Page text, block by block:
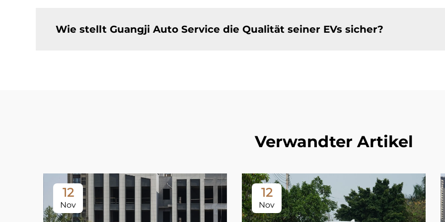
Wie stellt Guangji Auto Service die Qualität seiner EVs sicher?
Verwandter Artikel
12
Nov
12
Nov